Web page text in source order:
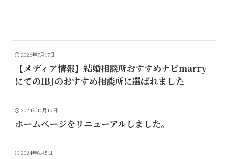
2026年7月17日
【メディア情報】結婚相談所おすすめナビmarry
にてのIBJのおすすめ相談所に選ばれました
2024年10月19日
ホームページをリニューアルしました。
2024年8月5日